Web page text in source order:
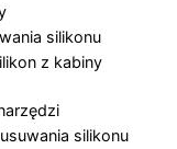
silikonu
z kabiny
silikonu